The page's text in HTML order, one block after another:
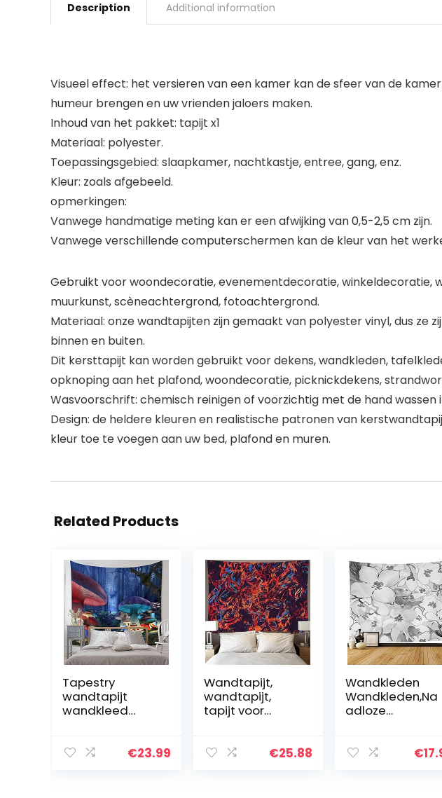
Description Additional information
Visueel effect: het versieren van een kamer kan de sfeer van de
humeur brengen en uw vrienden jaloers maken.
Inhoud van het pakket: tapijt x1
Materiaal: polyester.
Toepassingsgebied: slaapkamer, nachtkastje, entree, gang, enz.
Kleur: zoals afgebeeld.
opmerkingen:
Vanwege handmatige meting kan er een afwijking van 0,5-2,5 cm zijn.
Vanwege verschillende computerschermen kan de kleur van het
Gebruikt voor woondecoratie, evenementdecoratie, winkeldecoratie,
muurkunst, scèneachtergrond, fotoachtergrond.
Materiaal: onze wandtapijten zijn gemaakt van polyester vinyl, dus ze
binnen en buiten.
Dit kersttapijt kan worden gebruikt voor dekens, wandkleden,
opknoping aan het plafond, woondecoratie, picknickdekens,
Wasvoorschrift: chemisch reinigen of voorzichtig met de hand wassen
Design: de heldere kleuren en realistische patronen van
kleur toe te voegen aan uw bed, plafond en muren.
Related Products
Tapestry
wandtapijt
wandkleed
Earth Path
€23.99
Wandtapijt,
wandtapijt,
tapijt voor
abstracte
€25.88
Wandkleden
Wandkleden,Na
adloze
Schilderijen
€